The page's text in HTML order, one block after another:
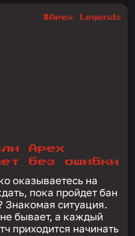
Apex
без ошибки
оказываетесь на
пока пройдет бан
Знакомая ситуация.
бывает, а каждый
приходится начинать
#Apex Legends